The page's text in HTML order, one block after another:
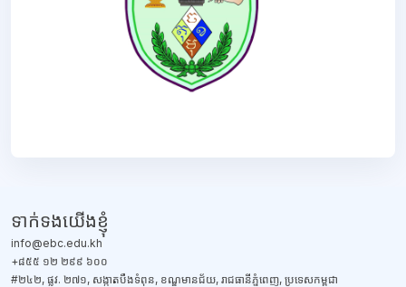
ទាក់ទង​យើងខ្ញុំ
info@ebc.edu.kh
+៨៥៥ ១២ ២៩៩ ៦០០
#២៤២, ផ្លូវ. ២៧១, សង្កាតបឹងទំពុន, ខណ្ឌមានជ័យ, រាជធានីភ្នំពេញ, ប្រទេសកម្ពុជា